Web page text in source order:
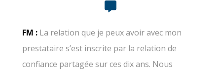
FM :La relation que je peux avoir avec mon
prestataire s’est inscrite par la relation de
confiance partagée sur ces dix ans. Nous